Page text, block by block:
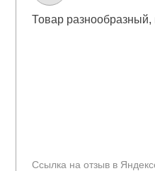
Ссылка на отзыв в
Товар